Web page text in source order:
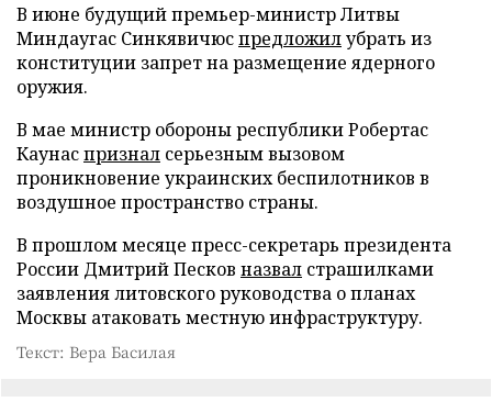
В июне будущий премьер-министр Литвы
Миндаугас Синкявичюспредложилубрать из
конституции запрет на размещение ядерного
оружия.
В мае министр обороны республики Робертас
Каунаспризнал серьезным вызовом
проникновение украинских беспилотников в
воздушное пространство страны.
В прошлом месяце пресс-секретарь президента
России Дмитрий Песков назвал страшилками
заявления литовского руководства о планах
Москвы атаковать местную инфраструктуру.
Текст: Вера Басилая